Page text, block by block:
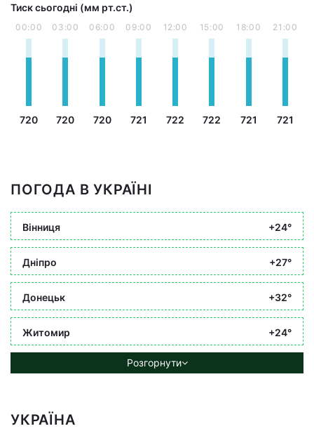
Тиск сьогодні (мм рт.ст.)
00:00
720
03:00
720
06:00
720
09:00
721
12:00
722
15:00
722
18:00
721
21:00
721
ПОГОДА В УКРАЇНІ
Вінниця +24°
Дніпро +27°
Донецьк +32°
Житомир +24°
Розгорнути
УКРАЇНА